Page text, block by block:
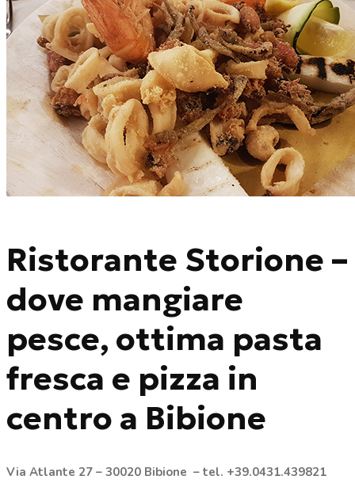
Ristorante Storione –
dove mangiare
pesce, ottima pasta
fresca e pizza in
centro a Bibione
Via Atlante 27 – 30020 Bibione – tel. +39.0431.439821